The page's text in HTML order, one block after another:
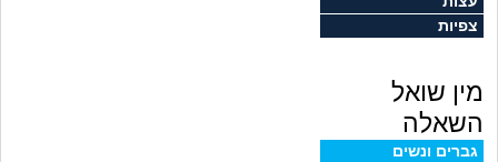
צפיות
מין שואל
השאלה
גברים ונשים